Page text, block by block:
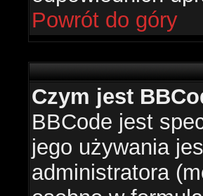
Powrót do góry
Czym jest
BBCode jest
jego używania
administratora